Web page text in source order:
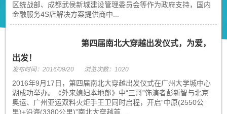
区统战部、成都武侯新城建设管理委员会等作为政府支持，国内
金融服务4S店解决方案提供商中...
第四届南北大穿越出发仪式，为爱，
出发！
发布时间：2016/09/20 浏览次数：1020
2016年9月17日，第四届南北大穿越出发仪式在广州大学城中心
湖成功举办。《外来媳妇本地郎》中“三哥”饰演者彭新智与北京
奥运、广州亚运双料火炬手王卫同时启程，开启“中原(2550公
里)+沿海(3380公里)”南北大穿越首...